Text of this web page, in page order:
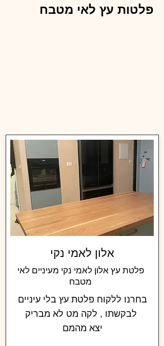
פלטות עץ לאי מטבח
אלון לאמי נקי
פלטת עץ אלון לאמי נקי מעיניים לאי
מטבח
בחרנו ללקוח פלטת עץ בלי עיניים
יצא מהמם